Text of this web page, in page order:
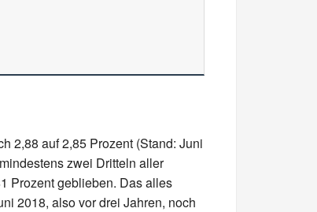
2,88 auf 2,85 Prozent (Stand: Juni
zwei Dritteln aller
Prozent geblieben. Das alles
2018, also vor drei Jahren, noch